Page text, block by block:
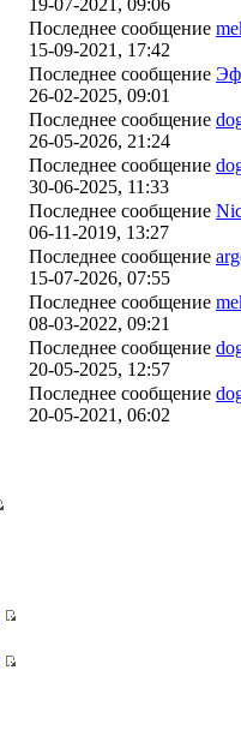
19-07-2021, 09:06
Последнее сообщение
15-09-2021, 17:42
Последнее сообщение
26-02-2025, 09:01
Последнее сообщение
26-05-2026, 21:24
Последнее сообщение
30-06-2025, 11:33
Последнее сообщение
06-11-2019, 13:27
Последнее сообщение
15-07-2026, 07:55
Последнее сообщение
08-03-2022, 09:21
Последнее сообщение
20-05-2025, 12:57
Последнее сообщение
20-05-2021, 06:02